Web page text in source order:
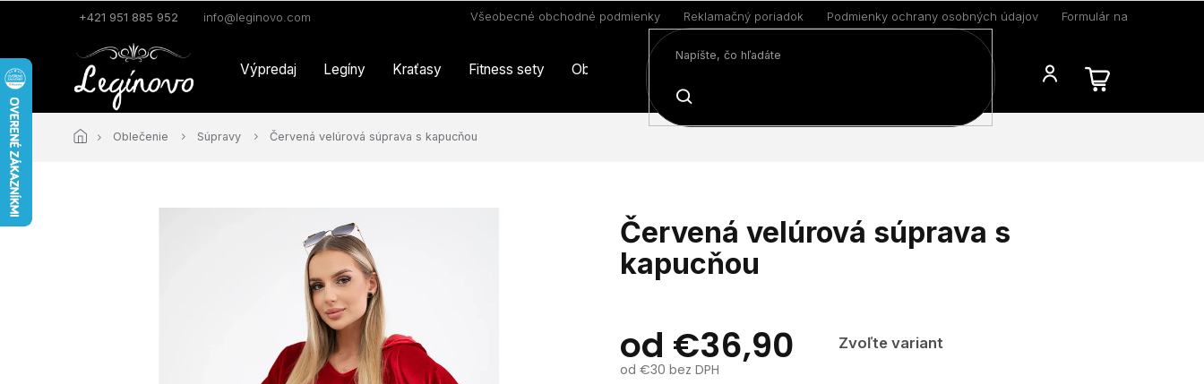
+421 951 885 952 info@leginovo.com Všeobecné obchodné podmienky Reklamačný poriadok Podmienky ochrany osobných údajov Formulár na odstúpenie
HĽADAŤ
Výpredaj Legíny Kraťasy Fitness sety Oblečenie
Oblečenie Súpravy Červená velúrová súprava s kapucňou
Červená velúrová súprava s
kapucňou
od €36,90
Zvoľte variant
od €30 bez DPH